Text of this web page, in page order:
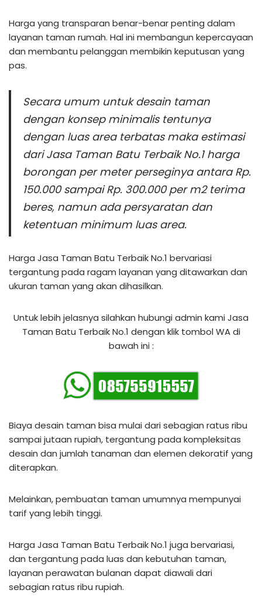
Harga yang transparan benar-benar penting dalam
layanan taman rumah. Hal ini membangun kepercayaan
dan membantu pelanggan membikin keputusan yang
pas.
Secara umum untuk desain taman
dengan konsep minimalis tentunya
dengan luas area terbatas maka estimasi
dari Jasa Taman Batu Terbaik No.1 harga
borongan per meter perseginya antara Rp.
150.000 sampai Rp. 300.000 per m2 terima
beres, namun ada persyaratan dan
ketentuan minimum luas area.
Harga Jasa Taman Batu Terbaik No.1 bervariasi
tergantung pada ragam layanan yang ditawarkan dan
ukuran taman yang akan dihasilkan.
Untuk lebih jelasnya silahkan hubungi admin kami Jasa
Taman Batu Terbaik No.1 dengan klik tombol WA di
bawah ini :
Biaya desain taman bisa mulai dari sebagian ratus ribu
sampai jutaan rupiah, tergantung pada kompleksitas
desain dan jumlah tanaman dan elemen dekoratif yang
diterapkan.
Melainkan, pembuatan taman umumnya mempunyai
tarif yang lebih tinggi.
Harga Jasa Taman Batu Terbaik No.1 juga bervariasi,
dan tergantung pada luas dan kebutuhan taman,
layanan perawatan bulanan dapat diawali dari
sebagian ratus ribu rupiah.